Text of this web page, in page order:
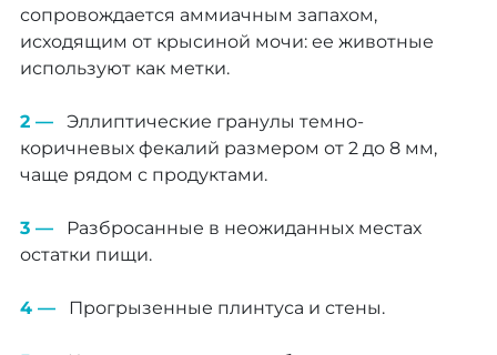
сопровождается аммиачным запахом,
исходящим от крысиной мочи: ее животные
используют как метки.
Эллиптические гранулы темно-
коричневых фекалий размером от 2 до 8 мм,
чаще рядом с продуктами.
Разбросанные в неожиданных местах
остатки пищи.
Прогрызенные плинтуса и стены.